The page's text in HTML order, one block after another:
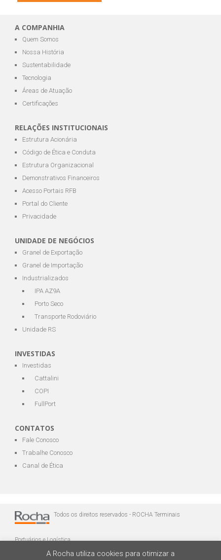
A COMPANHIA
Quem Somos
Nossa História
Sustentabilidade
Tecnologia
Áreas de Atuação
Certificações
RELAÇÕES INSTITUCIONAIS
Estrutura Acionária
Código de Ética e Conduta
Estrutura Organizacional
Demonstrativos Financeiros
Acesso Portais RFB
Portal do Cliente
Privacidade
UNIDADE DE NEGÓCIOS
Granel de Exportação
Granel de Importação
Industrializados
IPA AZ9A
Porto Seco
Transporte Rodoviário
Unidade RS
INVESTIDAS
Investidas
Cattalini
COPI
FullPort
CONTATOS
Fale Conosco
Trabalhe Conosco
Canal de Ética
Todos os direitos reservados - ROCHA Terminais
Portuários e Logística
A Rocha utiliza cookies para otimizar a